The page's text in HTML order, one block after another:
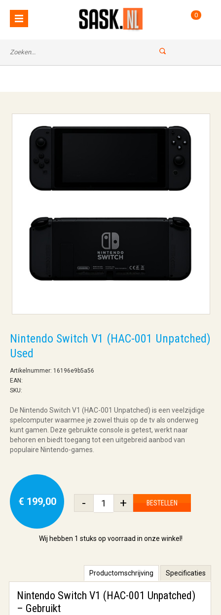
: Undefined index: name in
/var/www/vhosts/sask.nl/httpdocs/classes/ccms.class.php on line
0
Nintendo Switch V1 (HAC-001 Unpatched)
Used
Artikelnummer: 16196e9b5a56
EAN:
SKU:
De Nintendo Switch V1 (HAC-001 Unpatched) is een veelzijdige
spelcomputer waarmee je zowel thuis op de tv als onderweg
kunt gamen. Deze gebruikte console is getest, werkt naar
behoren en biedt toegang tot een uitgebreid aanbod van
populaire Nintendo-games.
€ 199,00 - + BESTELLEN
Wij hebben 1 stuks op voorraad in onze winkel!
Productomschrijving Specificaties
Nintendo Switch V1 (HAC-001 Unpatched)
– Gebruikt